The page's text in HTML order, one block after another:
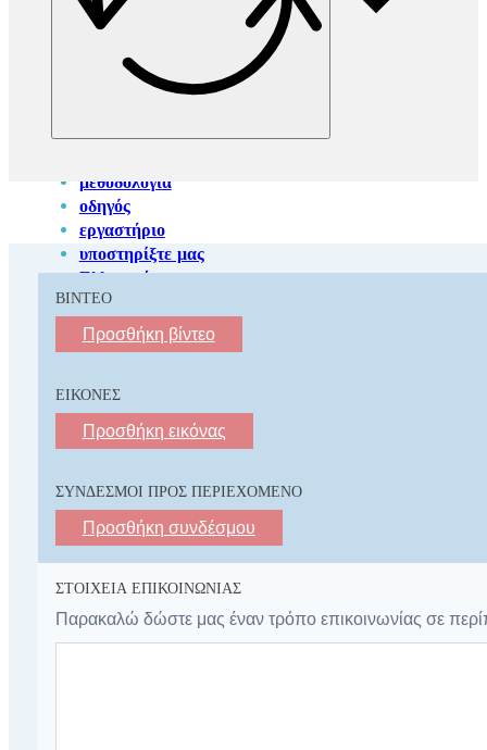
Αγγλικά)
χάρτης
μεθοδολογία
οδηγός
εργαστήριο
υποστηρίξτε μας
Ελληνικά
English(Αγγλικά
Υποβολή
ΒΊΝΤΕΟ
Προσθήκη βίντεο
ΕΙΚΌΝΕΣ
Προσθήκη εικόνας
ΣΎΝΔΕΣΜΟΙ ΠΡΟΣ ΠΕΡΙΕΧΌΜΕΝΟ
Προσθήκη συνδέσμου
ΣΤΟΙΧΕΊΑ ΕΠΙΚΟΙΝΩΝΊΑΣ
Παρακαλώ δώστε μας έναν τρόπο επικοινωνίας σε